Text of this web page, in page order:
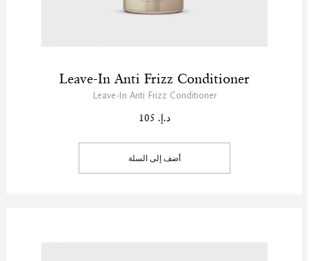
Leave-In Anti Frizz Conditioner
Leave-In Anti Frizz Conditioner
د.إ. 105
أضف إلى السلة